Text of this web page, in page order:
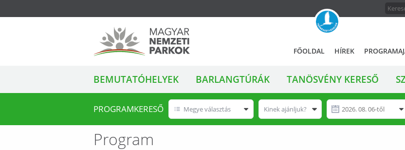
A
természetvédelem
honlapja
Magyar Nemzeti
Parkok
FŐMENÜ
FŐOLDAL HÍREK
ALMENÜ
BEMUTATÓHELYEK BARLANGTÚRÁK TANÖSVÉNY KERESŐ
PROGRAMKERESŐ Megye választás Kinek ajánljuk?
Program